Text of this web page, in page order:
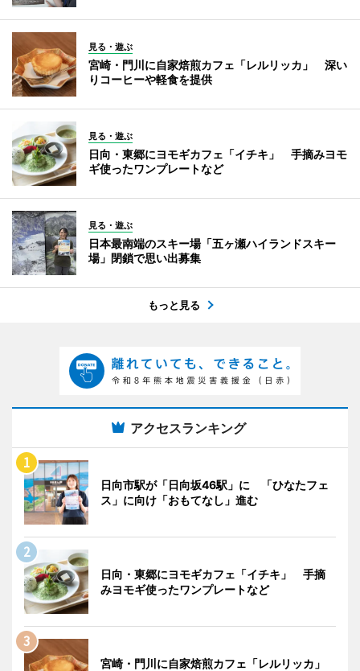
見る・遊ぶ
宮崎・門川に自家焙煎カフェ「レルリッカ」 深い
りコーヒーや軽食を提供
見る・遊ぶ
日向・東郷にヨモギカフェ「イチキ」 手摘みヨモ
ギ使ったワンプレートなど
見る・遊ぶ
日本最南端のスキー場「五ヶ瀬ハイランドスキー
場」閉鎖で思い出募集
もっと見る
アクセスランキング
日向市駅が「日向坂46駅」に 「ひなたフェ
ス」に向け「おもてなし」進む
日向・東郷にヨモギカフェ「イチキ」 手摘
みヨモギ使ったワンプレートなど
宮崎・門川に自家焙煎カフェ「レルリッカ」